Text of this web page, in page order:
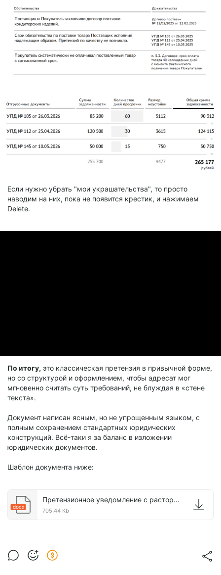
Если нужно убрать "мои украшательства", то просто
наводим на них, пока не появитcя крестик, и нажимаем
Delete.
По итогу, это классическая претензия в привычной форме,
но со структурой и оформлением, чтобы адресат мог
мгновенно считать суть требований, не блуждая в «стене
текста».
Документ написан ясным, но не упрощенным языком, с
полным сохранением стандартных юридических
конструкций. Всё-таки я за баланс в изложении
юридических документов.
Шаблон документа ниже:
docx
Претензионное уведомление с расторжением договора.docx
705.44 Kb